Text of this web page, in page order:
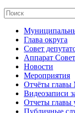
Глава округа
Совет
Аппарат
Новости
Мероприятия
Отчёты главы
Видеозаписи
Отчеты главы
Публичные